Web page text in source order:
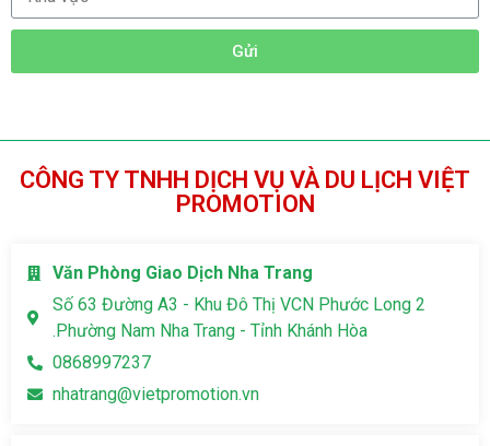
Gửi
CÔNG TY TNHH DỊCH VỤ VÀ DU LỊCH VIỆT
PROMOTION
Văn Phòng Giao Dịch Nha Trang
Số 63 Đường A3 - Khu Đô Thị VCN Phước Long 2
.Phường Nam Nha Trang - Tỉnh Khánh Hòa
0868997237
nhatrang@vietpromotion.vn